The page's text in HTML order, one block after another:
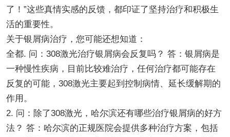
了！”这些真情实感的反馈，都印证了坚持治疗和积极生
活的重要性。
关于银屑病治疗，您可能还想知道：
全都. 问：308激光治疗银屑病会反复吗？ 答：银屑病是
一种慢性疾病，目前比较难治疗，任何治疗都可能存在
反复的可能，308激光主要起到控制病情、延长缓解期的
作用。
2. 问：除了308激光，哈尔滨还有哪些治疗银屑病的好方
法？ 答：哈尔滨的正规医院会提供多种治疗方案，包括